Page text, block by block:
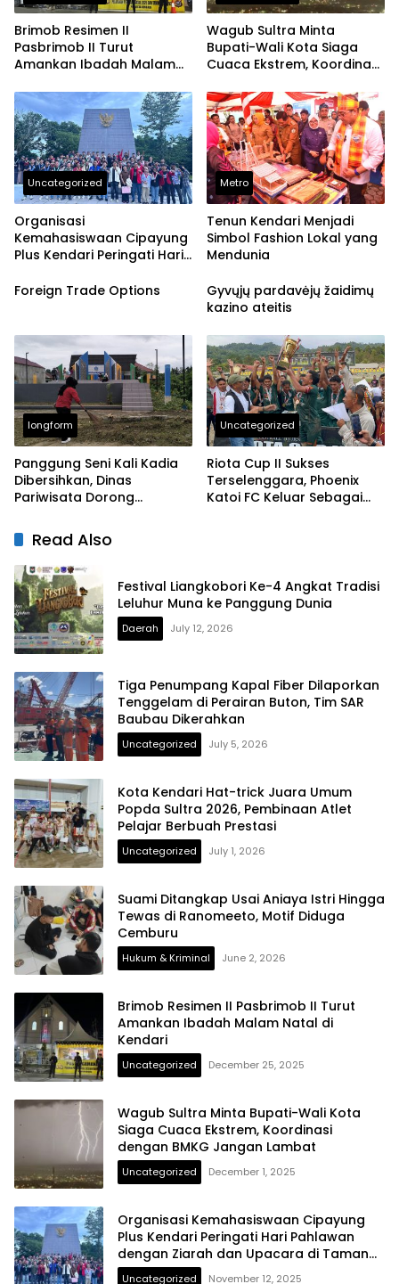
Brimob Resimen II
Pasbrimob II Turut
Amankan Ibadah Malam
Wagub Sultra Minta
Bupati-Wali Kota Siaga
Cuaca Ekstrem, Koordinasi
Lambat
Uncategorized
Organisasi
Kemahasiswaan Cipayung
Plus Kendari Peringati Hari
dan Upacara di Taman
Metro
Tenun Kendari Menjadi
Simbol Fashion Lokal yang
Mendunia
Foreign Trade Options
Gyvųjų pardavėjų žaidimų
kazino ateitis
longform
Panggung Seni Kali Kadia
Dibersihkan, Dinas
Pariwisata Dorong
Kreatif
Uncategorized
Riota Cup II Sukses
Terselenggara, Phoenix
Katoi FC Keluar Sebagai
Read Also
Festival Liangkobori Ke-4 Angkat Tradisi
Leluhur Muna ke Panggung Dunia
Daerah July 12, 2026
Tiga Penumpang Kapal Fiber Dilaporkan
Tenggelam di Perairan Buton, Tim SAR
Baubau Dikerahkan
Uncategorized July 5, 2026
Kota Kendari Hat-trick Juara Umum
Popda Sultra 2026, Pembinaan Atlet
Pelajar Berbuah Prestasi
Uncategorized July 1, 2026
Suami Ditangkap Usai Aniaya Istri Hingga
Tewas di Ranomeeto, Motif Diduga
Cemburu
Hukum & Kriminal June 2, 2026
Brimob Resimen II Pasbrimob II Turut
Amankan Ibadah Malam Natal di
Kendari
Uncategorized December 25, 2025
Wagub Sultra Minta Bupati-Wali Kota
Siaga Cuaca Ekstrem, Koordinasi
dengan BMKG Jangan Lambat
Uncategorized December 1, 2025
Organisasi Kemahasiswaan Cipayung
Plus Kendari Peringati Hari Pahlawan
dengan Ziarah dan Upacara di Taman
Makam Pahlawan Watubangga
Uncategorized November 12, 2025